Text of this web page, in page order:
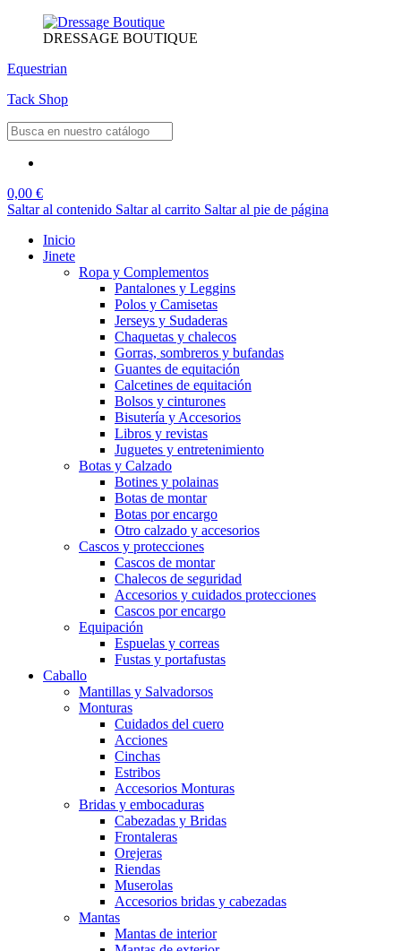
DRESSAGE BOUTIQUE
Equestrian
Tack Shop
0,00 €
Saltar al contenido Saltar al carrito Saltar al pie de página
Inicio
Jinete
Ropa y Complementos
Pantalones y Leggins
Polos y Camisetas
Jerseys y Sudaderas
Chaquetas y chalecos
Gorras, sombreros y bufandas
Guantes de equitación
Calcetines de equitación
Bolsos y cinturones
Bisutería y Accesorios
Libros y revistas
Juguetes y entretenimiento
Botas y Calzado
Botines y polainas
Botas de montar
Botas por encargo
Otro calzado y accesorios
Cascos y protecciones
Cascos de montar
Chalecos de seguridad
Accesorios y cuidados protecciones
Cascos por encargo
Equipación
Espuelas y correas
Fustas y portafustas
Caballo
Mantillas y Salvadorsos
Monturas
Cuidados del cuero
Acciones
Cinchas
Estribos
Accesorios Monturas
Bridas y embocaduras
Cabezadas y Bridas
Frontaleras
Orejeras
Riendas
Muserolas
Accesorios bridas y cabezadas
Mantas
Mantas de interior